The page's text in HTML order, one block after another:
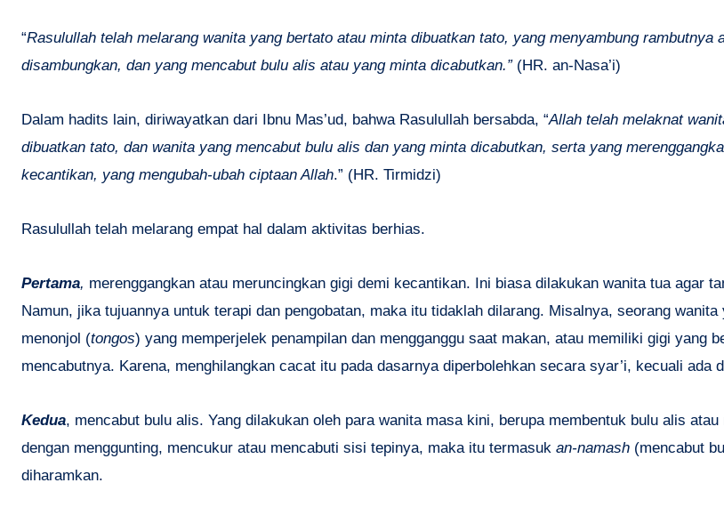
“Rasulullah telah melarang wanita yang bertato atau minta dibuatkan tato, yang menyambung rambutnya
disambungkan, dan yang mencabut bulu alis atau yang minta dicabutkan.” (HR. an-Nasa’i)
Dalam hadits lain, diriwayatkan dari Ibnu Mas’ud, bahwa Rasulullah bersabda, “Allah telah melaknat
dibuatkan tato, dan wanita yang mencabut bulu alis dan yang minta dicabutkan, serta yang
kecantikan, yang mengubah-ubah ciptaan Allah.” (HR. Tirmidzi)
Rasulullah telah melarang empat hal dalam aktivitas berhias.
Pertama, merenggangkan atau meruncingkan gigi demi kecantikan. Ini biasa dilakukan wanita tua agar
Namun, jika tujuannya untuk terapi dan pengobatan, maka itu tidaklah dilarang. Misalnya, seorang
menonjol (tongos) yang memperjelek penampilan dan mengganggu saat makan, atau memiliki gigi yang
mencabutnya. Karena, menghilangkan cacat itu pada dasarnya diperbolehkan secara syar’i, kecuali ada
Kedua, mencabut bulu alis. Yang dilakukan oleh para wanita masa kini, berupa membentuk bulu alis atau
dengan menggunting, mencukur atau mencabuti sisi tepinya, maka itu termasuk an-namash (mencabut
diharamkan.